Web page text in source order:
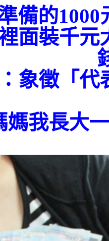
備的
面裝千元
象徵「
媽我長大